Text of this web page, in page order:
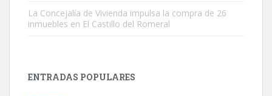
La Concejalía de Vivienda impulsa la compra de 26
inmuebles en El Castillo del Romeral
ENTRADAS POPULARES